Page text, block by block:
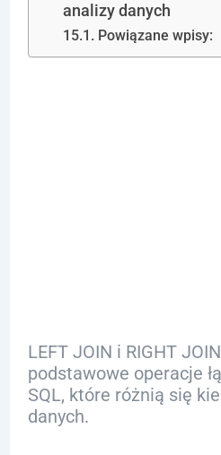
analizy danych
Powiązane wpisy:
LEFT JOIN i RIGHT
podstawowe operacje
SQL, które różnią się
danych.